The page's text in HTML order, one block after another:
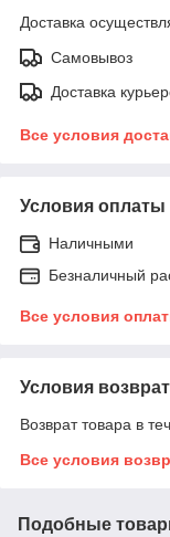
Доставка
Самовывоз
Доставка
Все условия
Условия оплаты
Наличными
Безналичный
Все условия
Условия
Возврат товара в
Все условия
Подобные